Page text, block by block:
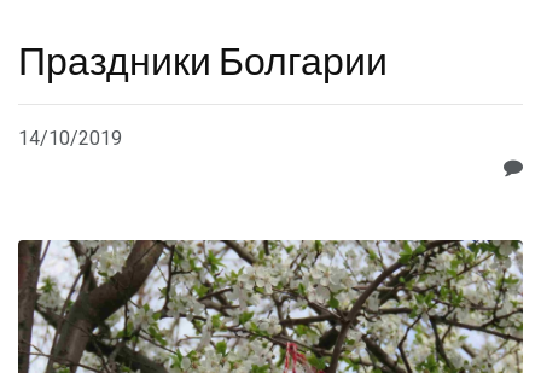
Праздники Болгарии
14/10/2019